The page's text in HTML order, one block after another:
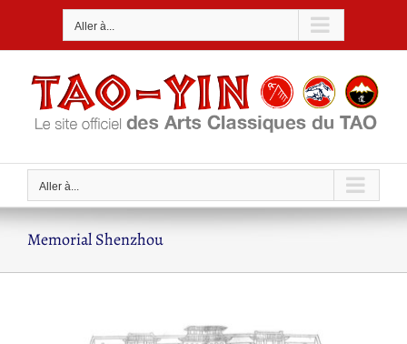
Aller à...
Aller à...
Memorial Shenzhou